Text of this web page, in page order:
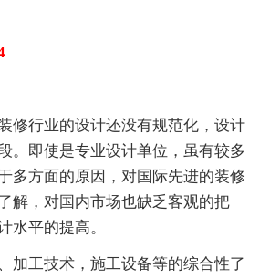
行业的设计还没有规范化，设计
。即使是专业设计单位，虽有较多
多方面的原因，对国际先进的装修
解，对国内市场也缺乏客观的把
水平的提高。
工技术，施工设备等的综合性了